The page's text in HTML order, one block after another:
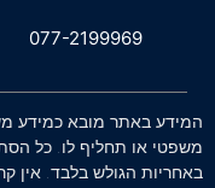
077-2199969
המידע באתר מובא כמידע
משפטי או תחליף לו. כל
באחריות הגולש בלבד. אין